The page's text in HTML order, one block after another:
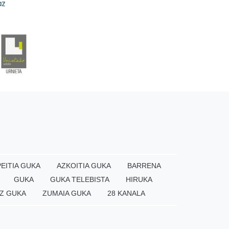
GUKA AZKOITIA GUKA
BARRENA
GUKA GUKA TELEBISTA
HIRUKA
GUKA ZUMAIA GUKA 28 KANALA